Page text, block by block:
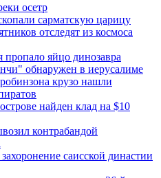
осетр
сарматскую царицу
отследят из космоса
пропало яйцо динозавра
обнаружен в иерусалиме
крузо нашли
найден клад на $10
контрабандой
саисской династии